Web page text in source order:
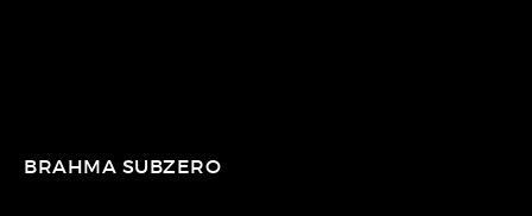
BRAHMA SUBZERO